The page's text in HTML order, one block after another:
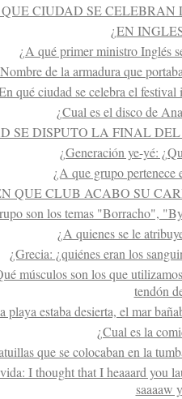
QUE CIUDAD SE
¿EN
¿A qué primer ministro Inglés
Nombre de la armadura que
qué ciudad se celebra el
¿Cual es el disco de
SE DISPUTO LA FINAL
¿Generación ye-yé:
¿A que grupo
QUE CLUB ACABO SU
son los temas "Borracho",
¿A quienes se le
¿Grecia: ¿quiénes eran los
músculos son los que
tendón
playa estaba desierta, el mar
¿Cual es la
que se colocaban en la
vida: I thought that I heaaard
saaaaw